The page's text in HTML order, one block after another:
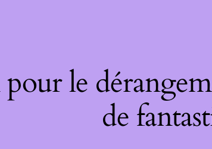
le
de